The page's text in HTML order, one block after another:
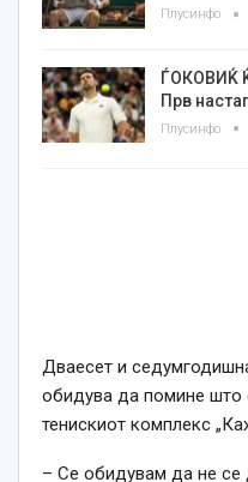
Плусинфо
ЃОКОВИЌ
Прв
Плусинфо
Дваесет и
обидува да помине
тенискиот комплекс
– Се обидувам да не